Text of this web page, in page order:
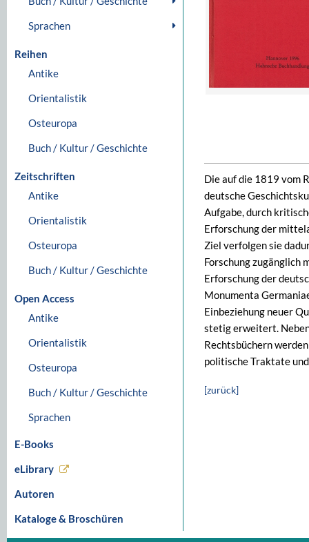
Sprachen
Reihen
Antike
Orientalistik
Osteuropa
Buch / Kultur / Geschichte
Zeitschriften
Antike
Orientalistik
Osteuropa
Buch / Kultur / Geschichte
Open Access
Antike
Orientalistik
Osteuropa
Buch / Kultur / Geschichte
Sprachen
E-Books
eLibrary
Autoren
Kataloge & Broschüren
Die auf die 1819 vom
deutsche
Aufgabe, durch
Erforschung der
Ziel verfolgen sie
Forschung zugänglich
Erforschung der
Monumenta
Einbeziehung neuer
stetig erweitert.
Rechtsbüchern
politische Traktate
[zurück]